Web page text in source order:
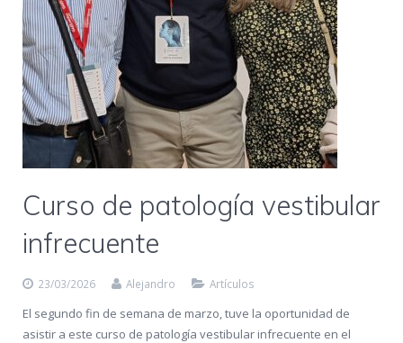
Curso de patología vestibular
infrecuente
23/03/2026 Alejandro Artículos
El segundo fin de semana de marzo, tuve la oportunidad de
asistir a este curso de patología vestibular infrecuente en el